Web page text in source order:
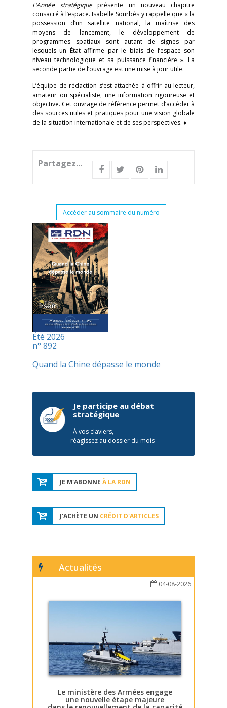
L’Année stratégiqueprésente un nouveau chapitre
consacré à l’espace. Isabelle Sourbès y rappelle que « la
possession d’un satellite national, la maîtrise des
moyens de lancement, le développement de
programmes spatiaux sont autant de signes par
lesquels un État affirme par le biais de l’espace son
niveau technologique et sa puissance financière ». La
seconde partie de l’ouvrage est une mise à jour utile.
L’équipe de rédaction s’est attachée à offrir au lecteur,
amateur ou spécialiste, une information rigoureuse et
objective. Cet ouvrage de référence permet d’accéder à
des sources utiles et pratiques pour une vision globale
de la situation internationale et de ses perspectives. ♦
Partagez...
Accéder au sommaire du numéro
Été 2026
n° 892
Quand la Chine dépasse le monde
Je participe au débat
stratégique
À vos claviers,
réagissez au dossier du mois
JE M'ABONNE À LA RDN
J'ACHÈTE UN CRÉDIT D'ARTICLES
Actualités
04-08-2026
Le ministère des Armées engage
une nouvelle étape majeure